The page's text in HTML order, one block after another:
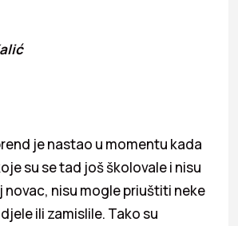
je nastao u momentu kada
su se tad još školovale i nisu
novac, nisu mogle priuštiti neke
ili zamislile. Tako su